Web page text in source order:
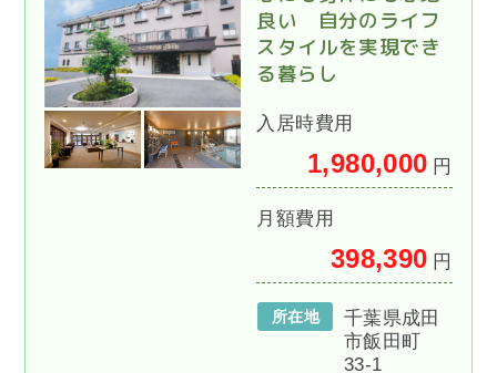
良い 自分のライフ
スタイルを実現でき
る暮らし
入居時費用
1,980,000 円
月額費用
398,390 円
所在地
千葉県成田
市飯田町
33-1